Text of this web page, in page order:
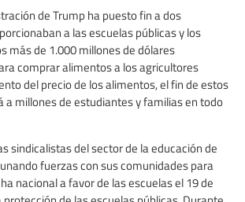
de Trump ha puesto fin a dos
a las escuelas públicas y los
más de 1.000 millones de dólares
comprar alimentos a los agricultores
del precio de los alimentos, el fin de estos
a millones de estudiantes y familias en todo
sindicalistas del sector de la educación de
fuerzas con sus comunidades para
nacional a favor de las escuelas el 19 de